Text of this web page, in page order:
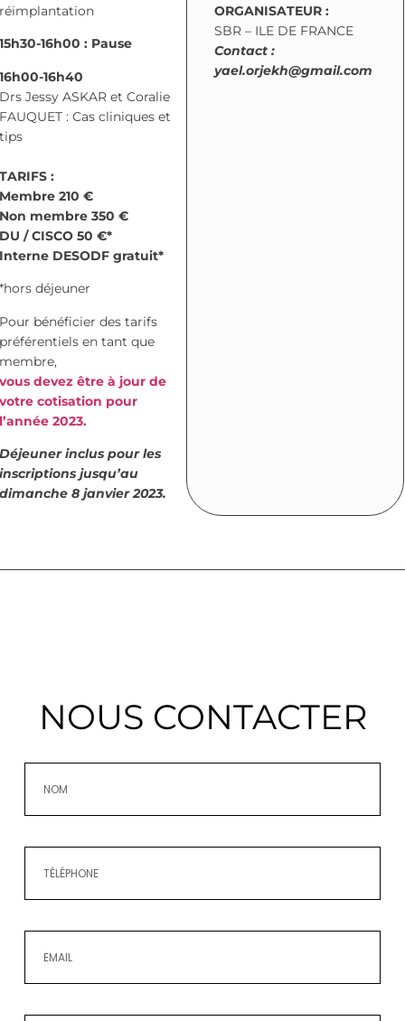
réimplantation
15h30-16h00 : Pause
16h00-16h40
Drs Jessy ASKAR et Coralie
FAUQUET : Cas cliniques et
tips
TARIFS :
Membre 210 €
Non membre 350 €
DU / CISCO 50 €*
Interne DESODF gratuit*
*hors déjeuner
Pour bénéficier des tarifs
préférentiels en tant que
membre,
vous devez être à jour de
votre cotisation pour
l’année 2023.
Déjeuner inclus pour les
inscriptions jusqu’au
dimanche 8 janvier 2023.
ORGANISATEUR :
SBR – ILE DE FRANCE
Contact :
yael.orjekh@gmail.com
NOUS CONTACTER